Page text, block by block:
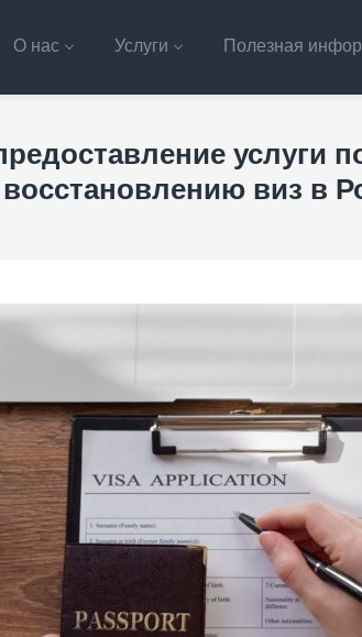
О нас Услуги Полезная
восстановлению виз в